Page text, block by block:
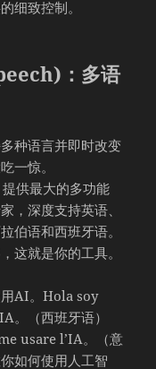
细致控制。
：多语
种语言并即时改变
一惊。
供最大的多功能
，深度支持英语、
伯语和西班牙语。
这就是你的工具。
用AI。Hola soy
（西班牙语）
usare l’IA。（意
如何使用人工智